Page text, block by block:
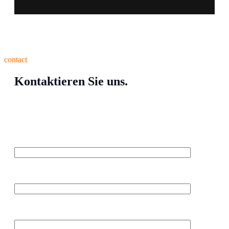
contact
Kontaktieren Sie uns.